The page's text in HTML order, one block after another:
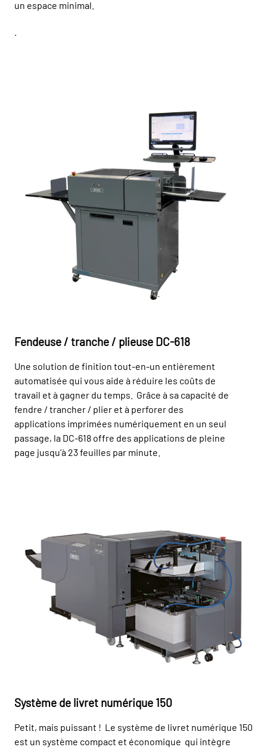
un espace minimal.
Fendeuse / tranche / plieuse DC-618
Une solution de finition tout-en-un entièrement
automatisée qui vous aide à réduire les coûts de
travail et à gagner du temps. Grâce à sa capacité de
fendre / trancher / plier et à perforer des
applications imprimées numériquement en un seul
passage, la DC-618 offre des applications de pleine
page jusqu’à 23 feuilles par minute.
Système de livret numérique 150
Petit, mais puissant ! Le système de livret numérique 150
est un système compact et économique qui intègre